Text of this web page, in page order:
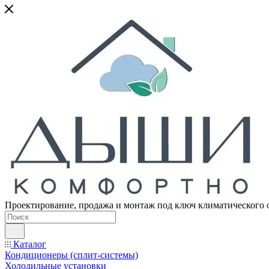
Проектирование, продажа и монтаж под ключ климатического
Каталог
Кондиционеры (сплит-системы)
Холодильные установки